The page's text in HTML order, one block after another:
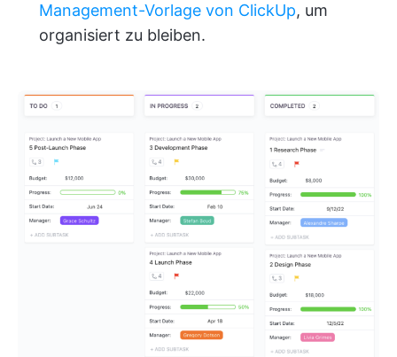
Management-Vorlage von ClickUp, um
organisiert zu bleiben.